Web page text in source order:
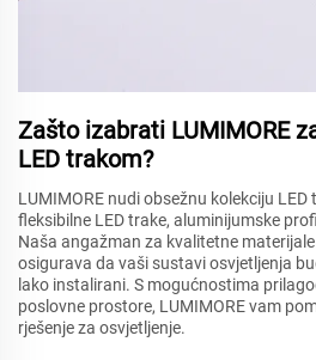
Zašto izabrati LUMIMORE
LED trakom?
LUMIMORE nudi obsežnu kolekciju
fleksibilne LED trake, aluminijumske
Naša angažman za kvalitetne
osigurava da vaši sustavi osvjetljenja
lako instalirani. S mogućnostima
poslovne prostore, LUMIMORE vam
rješenje za osvjetljenje.